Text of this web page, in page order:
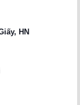
HN